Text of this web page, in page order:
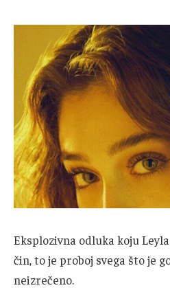
Eksplozivna odluka koju
čin, to je proboj svega što je
neizrečeno.